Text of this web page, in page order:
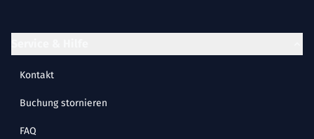
Kontakt
Buchung stornieren
FAQ